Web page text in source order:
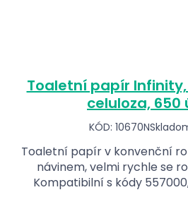
Toaletní papír Infinity,
celuloza, 650
KÓD: 10670N
Toaletní papír v konvenční
návinem, velmi rychle se
Kompatibilní s kódy